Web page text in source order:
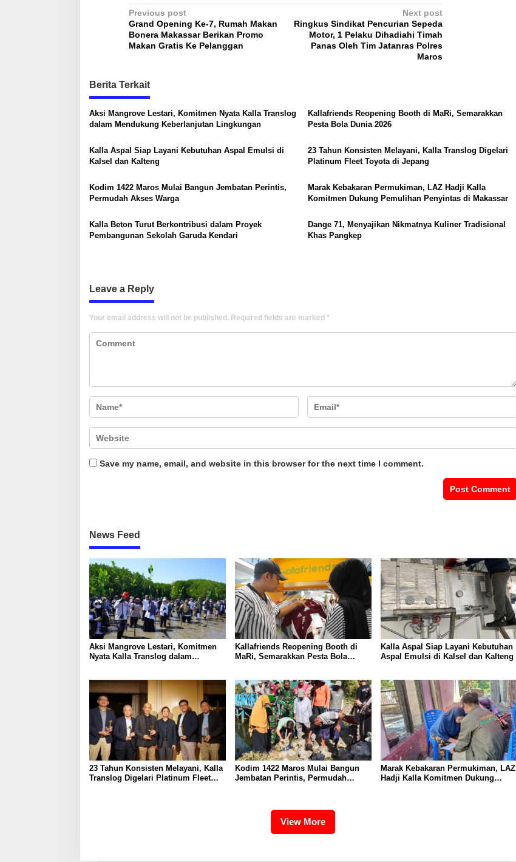
P
o
s
n
a
v
g
a
t
i
o
n
Previous post
Grand Opening Ke-7, Rumah Makan
Bonera Makassar Berikan Promo
Makan Gratis Ke Pelanggan
Next post
Ringkus Sindikat Pencurian Sepeda
Motor, 1 Pelaku Dihadiahi Timah
Panas Oleh Tim Jatanras Polres
Maros
Berita Terkait
Aksi Mangrove Lestari, Komitmen Nyata Kalla Translog
dalam Mendukung Keberlanjutan Lingkungan
Kallafriends Reopening Booth di MaRi, Semarakkan
Pesta Bola Dunia 2026
Kalla Aspal Siap Layani Kebutuhan Aspal Emulsi di
Kalsel dan Kalteng
23 Tahun Konsisten Melayani, Kalla Translog Digelari
Platinum Fleet Toyota di Jepang
Kodim 1422 Maros Mulai Bangun Jembatan Perintis,
Permudah Akses Warga
Marak Kebakaran Permukiman, LAZ Hadji Kalla
Komitmen Dukung Pemulihan Penyintas di Makassar
Kalla Beton Turut Berkontribusi dalam Proyek
Pembangunan Sekolah Garuda Kendari
Dange 71, Menyajikan Nikmatnya Kuliner Tradisional
Khas Pangkep
Leave a Reply
Your email address will not be published. Required fields are marked *
Save my name, email, and website in this browser for the next time I comment.
News Feed
Aksi Mangrove Lestari, Komitmen
Nyata Kalla Translog dalam
Kallafriends Reopening Booth di
MaRi, Semarakkan Pesta Bola
Kalla Aspal Siap Layani Kebutuhan
Aspal Emulsi di Kalsel dan Kalteng
23 Tahun Konsisten Melayani, Kalla
Translog Digelari Platinum Fleet
Kodim 1422 Maros Mulai Bangun
Jembatan Perintis, Permudah
Marak Kebakaran Permukiman, LAZ
Hadji Kalla Komitmen Dukung
View More